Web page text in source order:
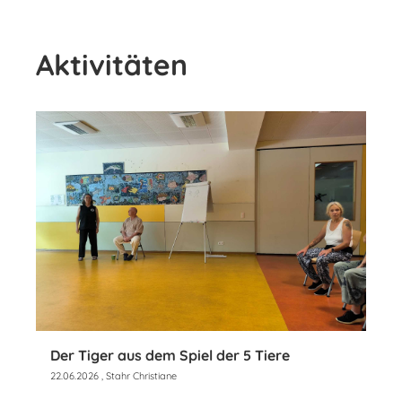
Aktivitäten
Der Tiger aus dem Spiel der 5 Tiere
22.06.2026 , Stahr Christiane